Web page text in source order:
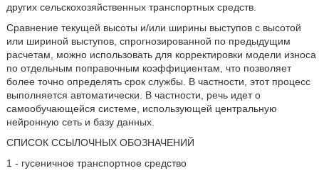
других сельскохозяйственных транспортных средств.
Сравнение текущей высоты и/или ширины выступов с высотой
или шириной выступов, спрогнозированной по предыдущим
расчетам, можно использовать для корректировки модели износа
по отдельным поправочным коэффициентам, что позволяет
более точно определять срок службы. В частности, этот процесс
выполняется автоматически. В частности, речь идет о
самообучающейся системе, использующей центральную
нейронную сеть и базу данных.
СПИСОК ССЫЛОЧНЫХ ОБОЗНАЧЕНИЙ
1 - гусеничное транспортное средство